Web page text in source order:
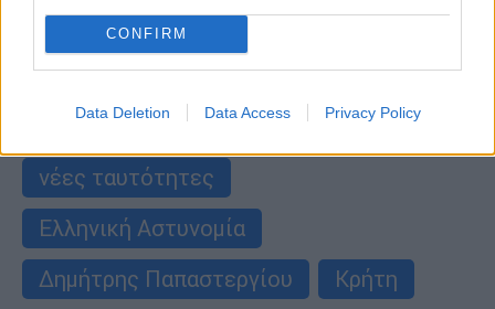
CONFIRM
Data Deletion Data Access Privacy Policy
περισσότερα άρθρα
ειδήσεις τώρα
ταυτότητες
νέες ταυτότητες
Ελληνική Αστυνομία
Δημήτρης Παπαστεργίου
Κρήτη